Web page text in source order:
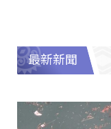
最新新聞